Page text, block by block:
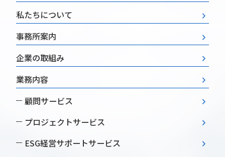
私たちについて
事務所案内
企業の取組み
業務内容
顧問サービス
プロジェクトサービス
ESG経営サポートサービス